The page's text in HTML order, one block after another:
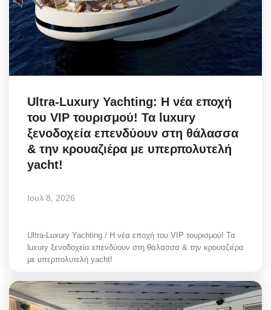
Travel
World
Greece
Entertainment
Mykonos Ticker TV
Health
Ultra-Luxury Yachting: Η νέα εποχή
του VIP τουρισμού! Τα luxury
ξενοδοχεία επενδύουν στη θάλασσα
& την κρουαζιέρα με υπερπολυτελή
yacht!
Ιουλ 8, 2026
Ultra-Luxury Yachting / Η νέα εποχή του VIP τουρισμού! Τα
luxury ξενοδοχεία επενδύουν στη θάλασσα & την κρουαζιέρα
με υπερπολυτελή yacht!